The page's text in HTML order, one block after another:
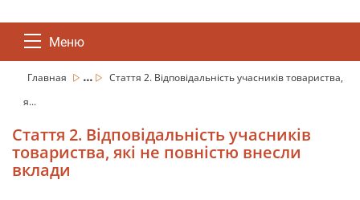
Меню
Главная ...
Стаття 2. Відповідальність учасників товариства,
я...
Стаття 2. Відповідальність учасників
товариства, які не повністю внесли
вклади